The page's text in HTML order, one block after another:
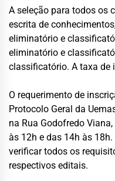
A seleção para todos os
escrita de
eliminatório e
eliminatório e
classificatório. A taxa de
O requerimento de
Protocolo Geral da
na Rua Godofredo
às 12h e das 14h às
verificar todos os
respectivos editais.